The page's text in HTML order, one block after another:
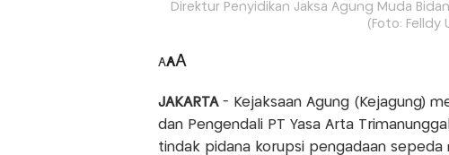
Direktur Penyidikan Jaksa Agung Muda
(Foto: Felldy
AAA
JAKARTA- Kejaksaan Agung (Kejagung)
dan Pengendali PT Yasa Arta
tindak pidana korupsi pengadaan sepeda